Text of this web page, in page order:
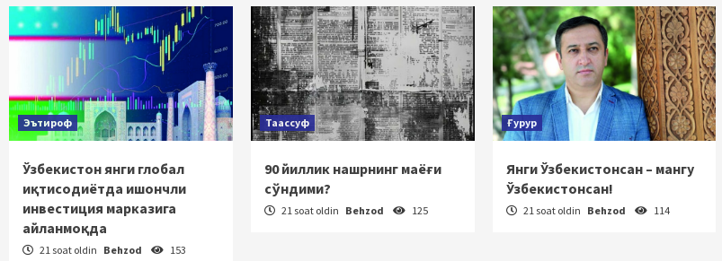
Эътироф
Ўзбекистон янги глобал
иқтисодиётда ишончли
инвестиция марказига
айланмоқда
21 soat oldin Behzod 153
Таассуф
90 йиллик нашрнинг маёғи
сўндими?
21 soat oldin Behzod 125
Ғурур
Янги Ўзбекистонсан – мангу
Ўзбекистонсан!
21 soat oldin Behzod 114